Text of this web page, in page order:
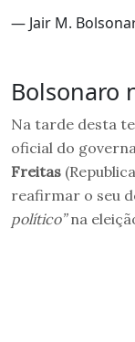
— Jair M.
Bolsonaro
Na tarde desta
oficial do
Freitas
reafirmar o seu
político”na